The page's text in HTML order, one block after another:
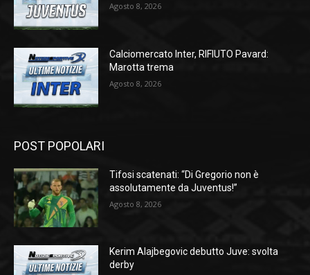
Agosto 8, 2026
Calciomercato Inter, RIFIUTO Pavard:
Marotta trema
Agosto 8, 2026
POST POPOLARI
Tifosi scatenati: “Di Gregorio non è
assolutamente da Juventus!”
Agosto 8, 2026
Kerim Alajbegovic debutto Juve: svolta
derby